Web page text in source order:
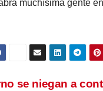
muchísima gente en
se niegan a